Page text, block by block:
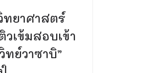
ทยาศาสตร์
เข้มสอบเข้า
ทย์วาซาบิ”